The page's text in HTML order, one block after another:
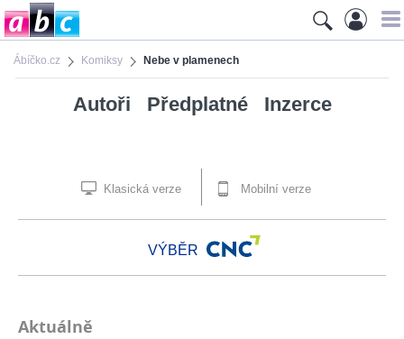
Ábíčko.cz Komiksy Nebe v plamenech
Autoři Předplatné Inzerce
Klasická verze Mobilní verze
VÝBĚR
Aktuálně